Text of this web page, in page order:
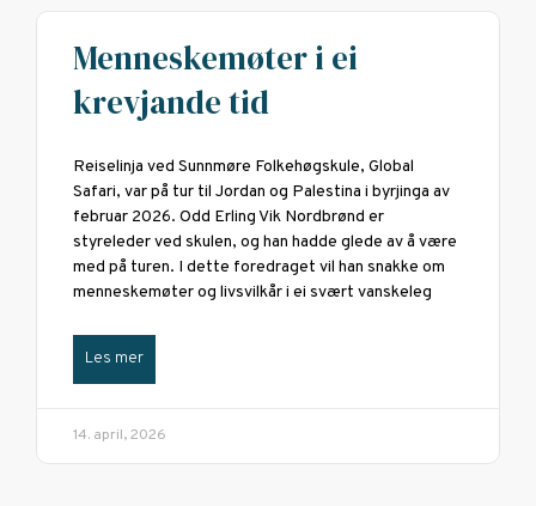
Menneskemøter i ei
krevjande tid
Reiselinja ved Sunnmøre Folkehøgskule, Global
Safari, var på tur til Jordan og Palestina i byrjinga av
februar 2026. Odd Erling Vik Nordbrønd er
styreleder ved skulen, og han hadde glede av å være
med på turen. I dette foredraget vil han snakke om
menneskemøter og livsvilkår i ei svært vanskeleg
Les mer
14. april, 2026